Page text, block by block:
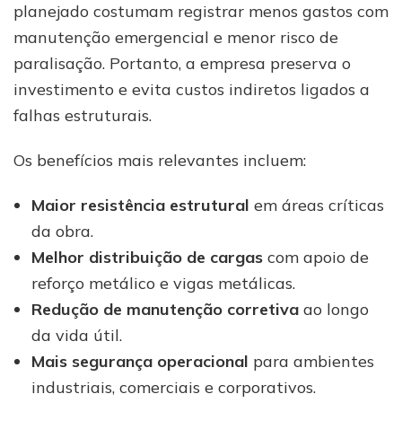
planejado costumam registrar menos gastos com
manutenção emergencial e menor risco de
paralisação. Portanto, a empresa preserva o
investimento e evita custos indiretos ligados a
falhas estruturais.
Os benefícios mais relevantes incluem:
Maior resistência estrutural em áreas críticas
da obra.
Melhor distribuição de cargas com apoio de
reforço metálico e vigas metálicas.
Redução de manutenção corretiva ao longo
da vida útil.
Mais segurança operacional para ambientes
industriais, comerciais e corporativos.